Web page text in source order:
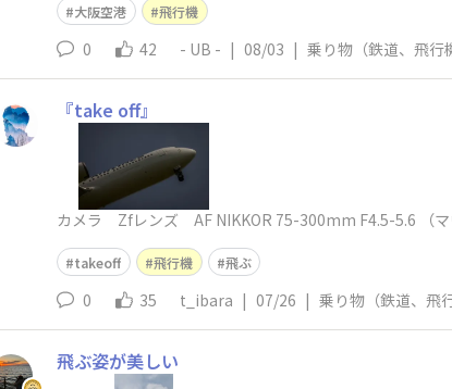
大阪空港 飛行機
0 42 - UB - | 08/03 | 乗り物（鉄道、飛行
『take off』
カメラ Zfレンズ AF NIKKOR 75-300mm F4.5-5.6 （
takeoff 飛行機 飛ぶ
0 35 t_ibara | 07/26 | 乗り物（鉄道、飛
飛ぶ姿が美しい